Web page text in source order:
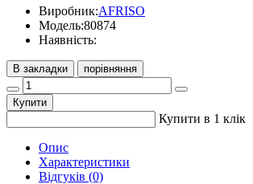
Виробник:AFRISO
Модель:80874
Наявність:
В закладки порівняння
Купити
Купити в 1 клік
Опис
Характеристики
Відгуків (0)